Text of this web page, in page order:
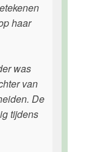
haar
was
van
De
tijdens